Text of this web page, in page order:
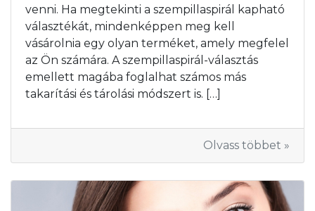
venni. Ha megtekinti a szempillaspirál kapható
választékát, mindenképpen meg kell
vásárolnia egy olyan terméket, amely megfelel
az Ön számára. A szempillaspirál-választás
emellett magába foglalhat számos más
takarítási és tárolási módszert is. […]
Olvass többet »